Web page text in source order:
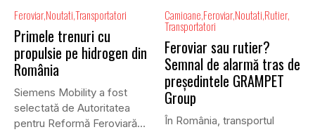
FeroviarNoutatiTransportatori
Primele trenuri cu
propulsie pe hidrogen din
România
Siemens Mobility a fost
selectată de Autoritatea
pentru Reformă Feroviară
Camioane FeroviarNoutati Rutier
Transportatori
Feroviar sau rutier?
Semnal de alarmă tras de
președintele GRAMPET
Group
În România, transportul